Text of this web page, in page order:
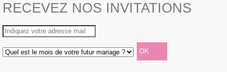
RECEVEZ NOS INVITATIONS